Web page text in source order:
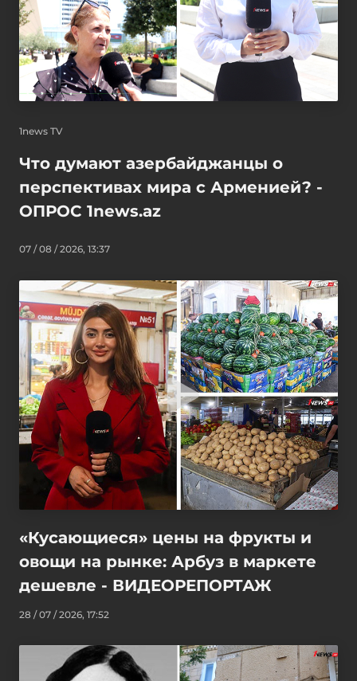
1news TV
Что думают азербайджанцы о
перспективах мира с Арменией? -
ОПРОС 1news.az
07 / 08 / 2026, 13:37
«Кусающиеся» цены на фрукты и
овощи на рынке: Арбуз в маркете
дешевле - ВИДЕОРЕПОРТАЖ
28 / 07 / 2026, 17:52